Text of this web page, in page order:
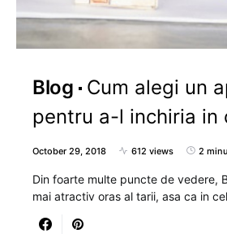
Blog
Cum alegi un
pentru a-l inchiria in
October 29, 2018 612 views 2
Din foarte multe puncte de vedere,
mai atractiv oras al tarii, asa ca in